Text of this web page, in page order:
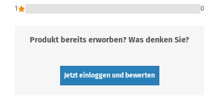
1
0
Produkt bereits erworben? Was denken Sie?
Jetzt einloggen und bewerten